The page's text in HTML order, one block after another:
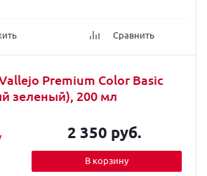
Сравнить
Premium Color Basic
зеленый), 200 мл
2 350 руб.
В корзину